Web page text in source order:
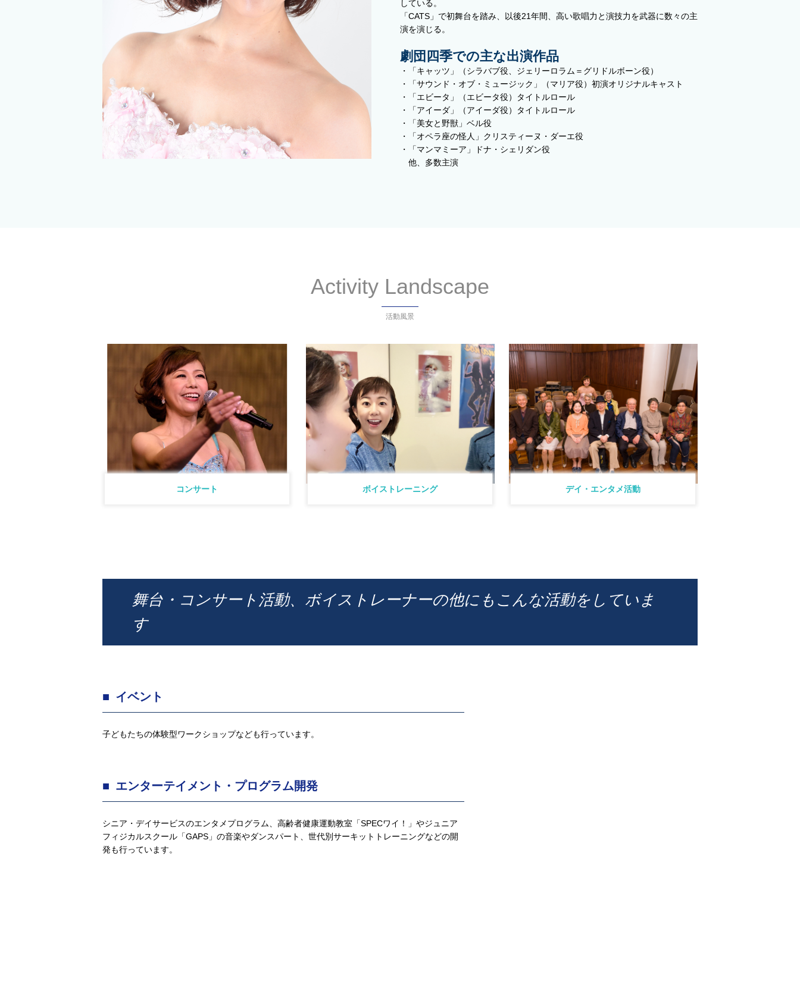
している。
「CATS」で初舞台を踏み、以後21年間、高い歌唱力と演技力を武器に数々の主
演を演じる。
劇団四季での主な出演作品
・「キャッツ」（シラバブ役、ジェリーロラム＝グリドルボーン役）
・「サウンド・オブ・ミュージック」（マリア役）初演オリジナルキャスト
・「エビータ」（エビータ役）タイトルロール
・「アイーダ」（アイーダ役）タイトルロール
・「美女と野獣」ベル役
・「オペラ座の怪人」クリスティーヌ・ダーエ役
・「マンマミーア」ドナ・シェリダン役
他、多数主演
Activity Landscape
活動風景
コンサート ボイストレーニング デイ・エンタメ活動
舞台・コンサート活動、ボイストレーナーの他にもこんな活動をしていま
す
イベント
子どもたちの体験型ワークショップなども行っています。
エンターテイメント・プログラム開発
シニア・デイサービスのエンタメプログラム、高齢者健康運動教室「SPECワイ！」やジュニア
フィジカルスクール「GAPS」の音楽やダンスパート、世代別サーキットトレーニングなどの開
発も行っています。